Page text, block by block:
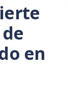
en